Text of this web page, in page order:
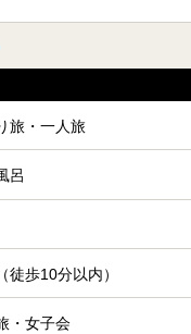
旅・一人旅
呂
徒歩10分以内）
・女子会